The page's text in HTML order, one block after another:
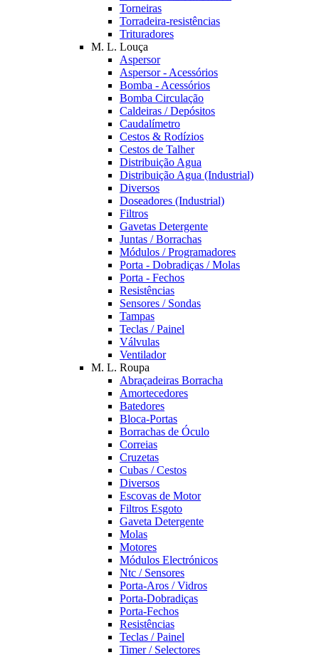
Torneiras
Torradeira-resistências
Trituradores
M. L. Louça
Aspersor
Aspersor - Acessórios
Bomba - Acessórios
Bomba Circulação
Caldeiras / Depósitos
Caudalímetro
Cestos & Rodízios
Cestos de Talher
Distribuição Agua
Distribuição Agua (Industrial)
Diversos
Doseadores (Industrial)
Filtros
Gavetas Detergente
Juntas / Borrachas
Módulos / Programadores
Porta - Dobradiças / Molas
Porta - Fechos
Resistências
Sensores / Sondas
Tampas
Teclas / Painel
Válvulas
Ventilador
M. L. Roupa
Abraçadeiras Borracha
Amortecedores
Batedores
Bloca-Portas
Borrachas de Óculo
Correias
Cruzetas
Cubas / Cestos
Diversos
Escovas de Motor
Filtros Esgoto
Gaveta Detergente
Molas
Motores
Módulos Electrónicos
Ntc / Sensores
Porta-Aros / Vidros
Porta-Dobradiças
Porta-Fechos
Resistências
Teclas / Painel
Timer / Selectores